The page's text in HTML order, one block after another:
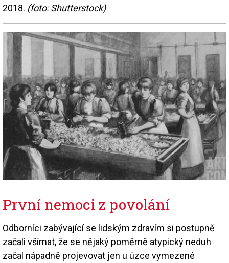
2018. (foto: Shutterstock)
První nemoci z povolání
Odborníci zabývající se lidským zdravím si postupně
začali všímat, že se nějaký poměrně atypický neduh
začal nápadně projevovat jen u úzce vymezené